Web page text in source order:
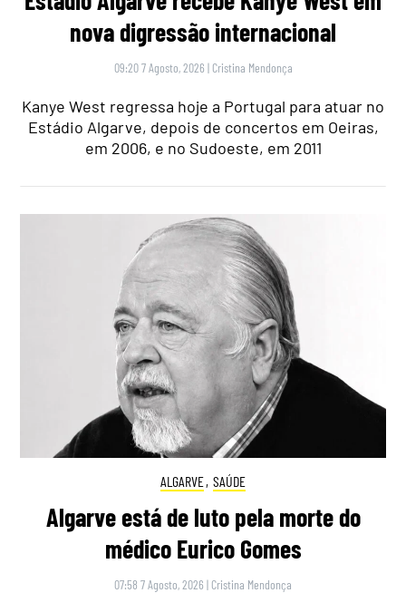
nova digressão internacional
09:20 7 Agosto, 2026 | Cristina Mendonça
Kanye West regressa hoje a Portugal para atuar no
Estádio Algarve, depois de concertos em Oeiras,
em 2006, e no Sudoeste, em 2011
ALGARVE, SAÚDE
Algarve está de luto pela morte do
médico Eurico Gomes
07:58 7 Agosto, 2026 | Cristina Mendonça